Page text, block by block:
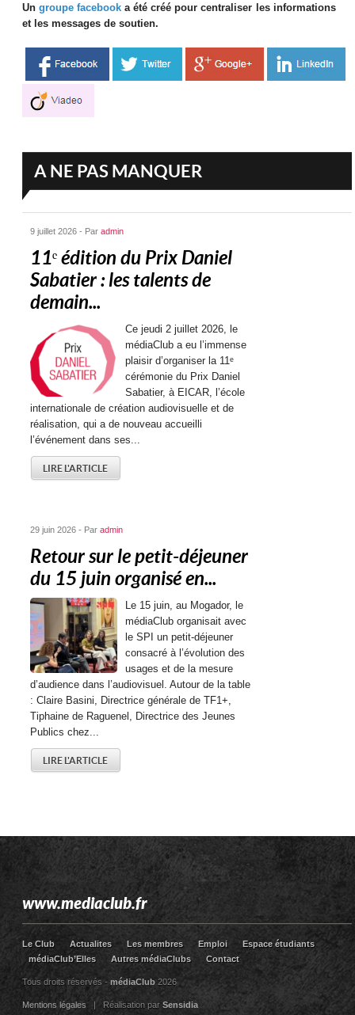
Ungroupe facebook a été créé pour centraliser les informations
et les messages de soutien.
A NE PAS MANQUER
9 juillet 2026 - Paradmin
11ᵉ édition du Prix Daniel
Sabatier : les talents de
demain...
Ce jeudi 2 juillet 2026, le
médiaClub a eu l’immense
plaisir d’organiser la 11ᵉ
cérémonie du Prix Daniel
Sabatier, à EICAR, l’école
internationale de création audiovisuelle et de
réalisation, qui a de nouveau accueilli
l’événement dans ses...
LIRE L'ARTICLE
29 juin 2026 - Paradmin
Retour sur le petit-déjeuner
du 15 juin organisé en...
Le 15 juin, au Mogador, le
médiaClub organisait avec
le SPI un petit-déjeuner
consacré à l’évolution des
usages et de la mesure
d’audience dans l’audiovisuel. Autour de la table
: Claire Basini, Directrice générale de TF1+,
Tiphaine de Raguenel, Directrice des Jeunes
Publics chez...
LIRE L'ARTICLE
www.mediaclub.fr
Le Club Actualites Les membres Emploi
Espace étudiants
médiaClub’Elles
Autres médiaClubs Contact
Tous droits réservés -médiaClub 2026
Mentions légales| Réalisation parSensidia